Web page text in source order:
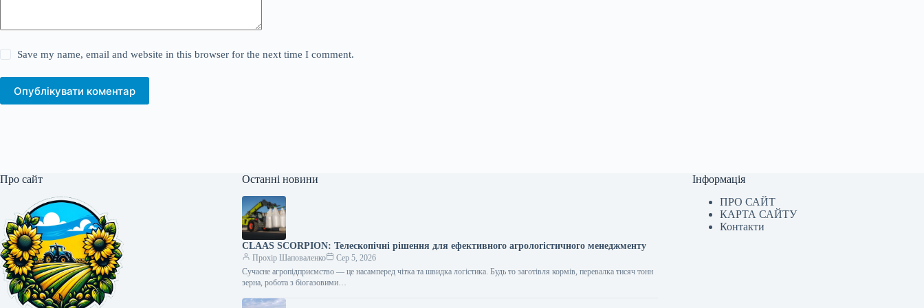
Save my name, email and website in this browser for the next time I comment.
Опублікувати коментар
Про сайт Останні новини
CLAAS SCORPION: Телескопічні рішення для ефективного агрологістичного менеджменту
Прохір Шаповаленко
Сер 5, 2026
Сучасне агропідприємство — це насамперед чітка та швидка логістика. Будь то заготівля кормів, перевалка тисяч тонн
зерна, робота з біогазовими…
Інформація
ПРО САЙТ
КАРТА САЙТУ
Контакти